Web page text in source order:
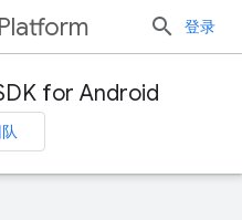
登录
for Android